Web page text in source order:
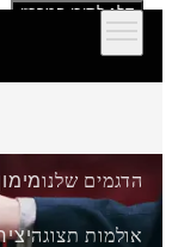
דלג לתוכן המרכזי
הדגמים שלנומימון
אולמות תצוגה